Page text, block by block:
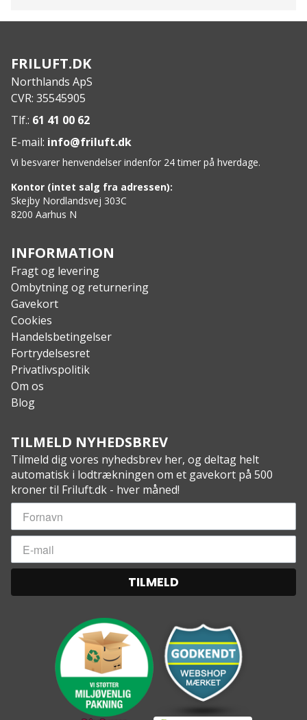
Hurtigttørrende termisk foring
Stiv skygge, der afleder vand og beskytter mod sol
og spray
Specs:
Materiale: 2 mm CR limestone neopren
Vægt: 97 g
FRILUFT.DK
Northlands ApS
CVR: 35545905
Tlf.: 61 41 00 62
E-mail: info@friluft.dk
Vi besvarer henvendelser indenfor 24 timer på hverdage.
Kontor (intet salg fra adressen):
Skejby Nordlandsvej 303C
8200 Aarhus N
INFORMATION
Fragt og levering
Ombytning og returnering
Gavekort
Cookies
Handelsbetingelser
Fortrydelsesret
Privatlivspolitik
Om os
Blog
TILMELD NYHEDSBREV
Tilmeld dig vores nyhedsbrev her, og deltag helt
automatisk i lodtrækningen om et gavekort på 500
kroner til Friluft.dk - hver måned!
TILMELD